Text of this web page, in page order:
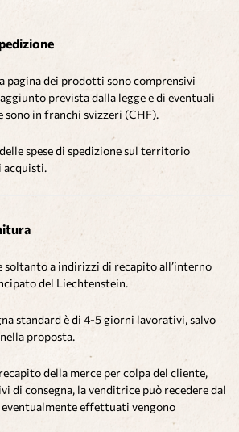
pagina dei prodotti sono comprensivi
prevista dalla legge e di eventuali
sono in franchi svizzeri (CHF).
spese di spedizione sul territorio
acquisti.
soltanto a indirizzi di recapito all’interno
del Liechtenstein.
standard è di 4-5 giorni lavorativi, salvo
proposta.
della merce per colpa del cliente,
di consegna, la venditrice può recedere dal
effettuati vengono